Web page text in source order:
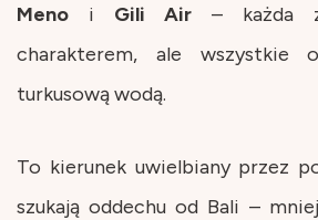
Meno i Gili Air – każda
charakterem, ale wszystkie
turkusową wodą.
To kierunek uwielbiany przez
szukają oddechu od Bali –